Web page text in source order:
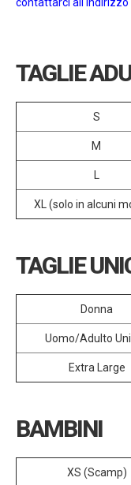
TAGLIE
S
M
XL (solo in alcuni
TAGLIE
Donna
Uomo/Adulto
Extra Large
BAMBINI
XS (Scamp)